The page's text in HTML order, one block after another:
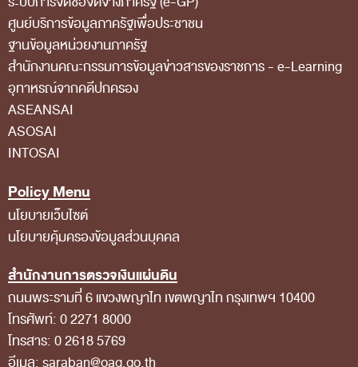
ผลการตรวจสอบที่สำคัญ
สถิติการตรวจสอบรายงานการเงิน
ข้อมูลสาธารณะ
ข่าวสารการจัดซื้อจัดจ้างของ สตง.
แผนการจัดซื้อจัดจ้าง
ประกาศประกวดราคา/ราคากลาง/ขายพัสดุเสื่อม
สรุปผลการจัดซื้อจัดจ้าง
ข้อมูลสาระสำคัญในสัญญา
การรายงานผลการจัดซื้อจัดจ้าง หรือการจัดการ
พัสดุ
การประเมิน ITA
ศูนย์ข้อมูลข่าวสารของราชการ
ศูนย์บริการข้อมูลภาครัฐเพื่อประชาชน
ฐานข้อมูลหน่วยงานภาครัฐ
สํานักงานคณะกรรมการข้อมูลข่าวสารของราชการ - e-Learning
อุทาหรณ์จากคดีปกครอง
ASEANSAI
ASOSAI
INTOSAI
Policy Menu
นโยบายเว็บไซต์
นโยบายคุ้มครองข้อมูลส่วนบุคคล
สำนักงานการตรวจเงินแผ่นดิน
ถนนพระรามที่ 6 แขวงพญาไท เขตพญาไท กรุงเทพฯ 10400
โทรศัพท์: 0 2271 8000
โทรสาร: 0 2618 5769
อีเมล: saraban@oag.go.th